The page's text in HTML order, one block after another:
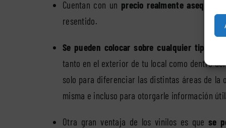
Cuentan con un precio realmente asequible
resentido.
Se pueden colocar sobre cualquier tipo de
tanto en el exterior de tu local como dentro
solo para diferenciar las distintas áreas de
misma e incluso para otorgarle información
Otra gran ventaja de los vinilos es quese